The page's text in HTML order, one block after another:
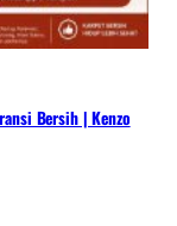
Bersih | Kenzo